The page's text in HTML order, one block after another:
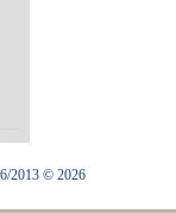
2013 © 2026